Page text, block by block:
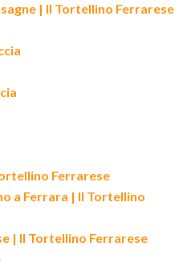
| Il Tortellino Ferrarese
Ferrarese
a Ferrara | Il Tortellino
| Il Tortellino Ferrarese